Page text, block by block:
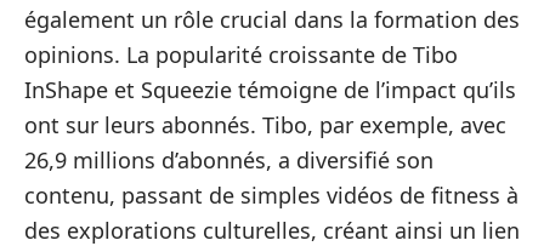
également un rôle crucial dans la formation des
opinions. La popularité croissante de Tibo
InShape et Squeezie témoigne de l’impact qu’ils
ont sur leurs abonnés. Tibo, par exemple, avec
26,9 millions d’abonnés, a diversifié son
contenu, passant de simples vidéos de fitness à
des explorations culturelles, créant ainsi un lien